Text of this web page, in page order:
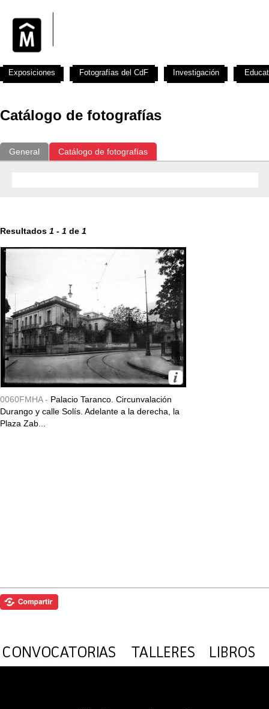
Catálogo de fotografías
General Catálogo de fotografías
Resultados 1 - 1 de 1
0060FMHA - Palacio Taranco. Circunvalación
Durango y calle Solís. Adelante a la derecha, la
Plaza Zab...
Exposiciones Fotografías del CdF Investigación